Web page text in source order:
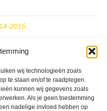
wij technologieën zoals
te slaan en/of te raadplegen.
kunnen wij gegevens zoals
Als je geen toestemming
nadelige invloed hebben op
2015